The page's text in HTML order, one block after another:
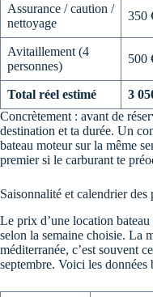
Assurance / caution /
nettoyage
350
Avitaillement (4
personnes)
500
Total réel estimé 3
Concrètement : avant de
destination et ta durée. Un
bateau moteur sur la même
premier si le carburant te
Saisonnalité et calendrier
Le prix d’une location
selon la semaine choisie. La
méditerranée, c’est souvent
septembre. Voici les données